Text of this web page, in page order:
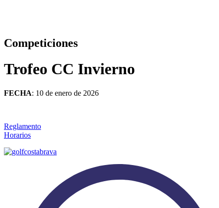
Competiciones
Trofeo CC Invierno
FECHA: 10 de enero de 2026
Reglamento
Horarios